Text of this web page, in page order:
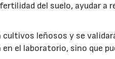
del suelo, ayudar a
leñosos y se
el laboratorio, sino que